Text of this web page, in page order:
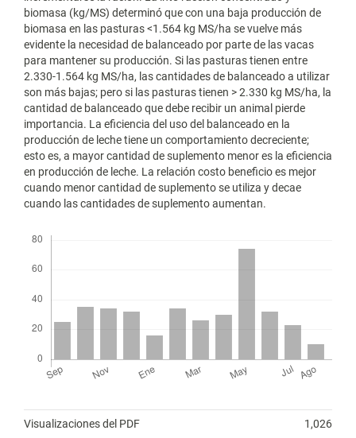
biomasa (kg/MS) determinó que con una baja producción de
biomasa en las pasturas <1.564 kg MS/ha se vuelve más
evidente la necesidad de balanceado por parte de las vacas
para mantener su producción. Si las pasturas tienen entre
2.330-1.564 kg MS/ha, las cantidades de balanceado a utilizar
son más bajas; pero si las pasturas tienen > 2.330 kg MS/ha, la
cantidad de balanceado que debe recibir un animal pierde
importancia. La eficiencia del uso del balanceado en la
producción de leche tiene un comportamiento decreciente;
esto es, a mayor cantidad de suplemento menor es la eficiencia
en producción de leche. La relación costo beneficio es mejor
cuando menor cantidad de suplemento se utiliza y decae
cuando las cantidades de suplemento aumentan.
Visualizaciones del PDF 1,026